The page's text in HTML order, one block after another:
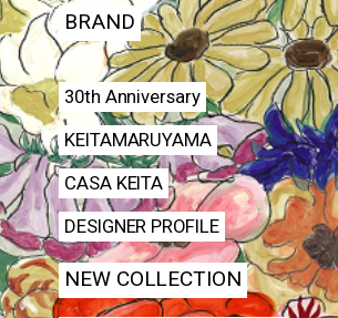
BRAND
30th Anniversary
KEITAMARUYAMA
CASA KEITA
DESIGNER PROFILE
NEW COLLECTION